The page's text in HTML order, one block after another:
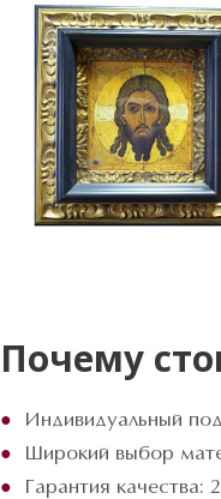
Почему
Индивидуальный
Широкий выбор
Гарантия качества: